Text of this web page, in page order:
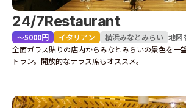
24/7Restaurant
〜5000円 イタリアン 横浜みなとみらい 地図
全面ガラス貼りの店内からみなとみらいの景色を一
トラン。開放的なテラス席もオススメ。